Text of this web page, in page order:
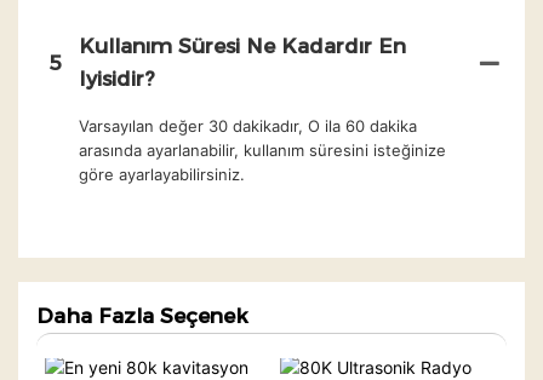
5
Kullanım Süresi Ne Kadardır En
Iyisidir?
Varsayılan değer 30 dakikadır, O ila 60 dakika
arasında ayarlanabilir, kullanım süresini isteğinize
göre ayarlayabilirsiniz.
Daha Fazla Seçenek